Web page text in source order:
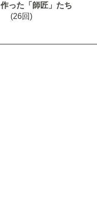
作った「師匠」たち
(26回)